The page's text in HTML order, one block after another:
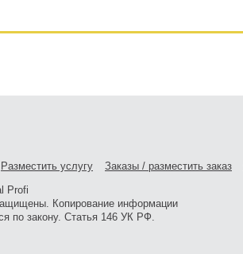
Разместить услугу Заказы / разместить заказ
Profi
Копирование информации
по закону. Статья 146 УК РФ.